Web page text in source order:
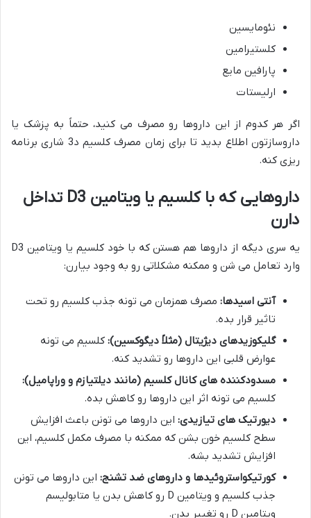
نئومایسین
کلستیرامین
پارافین مایع
ارلیستات
اگر هر کدوم از این داروها رو مصرف می کنید، حتماً به پزشک یا
داروسازتون اطلاع بدید تا برای زمان مصرف کلسیم د3 شاری برنامه
ریزی کنه.
داروهایی که با کلسیم یا ویتامین D3 تداخل
دارن
یه سری دیگه از داروها هم هستن که با خود کلسیم یا ویتامین D3
وارد تعامل می شن و ممکنه مشکلاتی رو به وجود بیارن:
آنتی اسیدها: مصرف همزمان می تونه جذب کلسیم رو تحت
تاثیر قرار بده.
گلیکوزیدهای دیژیتال (مثلاً دیگوکسین): کلسیم می تونه
عوارض قلبی این داروها رو تشدید کنه.
مسدودکننده های کانال کلسیم (مانند دیلتیازم و وراپامیل):
کلسیم می تونه اثر این داروها رو کاهش بده.
دیورتیک های تیازیدی: این داروها می تونن باعث افزایش
سطح کلسیم خون بشن که ممکنه با مصرف مکمل کلسیم، این
افزایش تشدید بشه.
کورتیکواستروئیدها و داروهای ضد تشنج: این داروها می تونن
جذب کلسیم و ویتامین D رو کاهش بدن یا متابولیسم
ویتامین D رو تغییر بدن.